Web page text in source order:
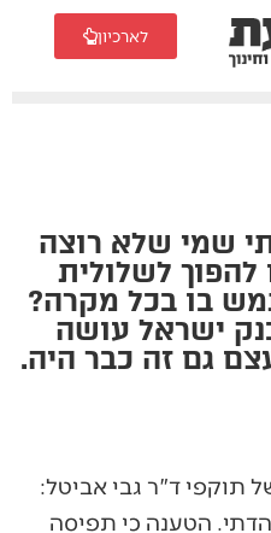
לארכיון
שמי שלא רוצה
לשלולית
בו בכל מקרה?
ישראל עושה
גם זה כבר היה.
תוקפי ד"ר גבי אביטל:
הטענה כי תפיסה